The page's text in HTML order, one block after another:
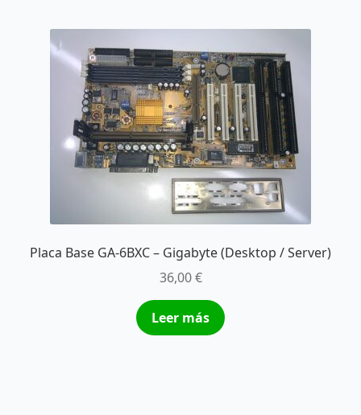
Placa Base GA-6BXC – Gigabyte (Desktop / Server)
36,00€
Leer más